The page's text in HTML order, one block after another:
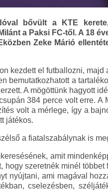
bővült a KTE
a Paksi FC-től. A 18
Zeke Márió
kezdett el futballozni,
bemutatkozhatott a
A mögöttünk hagyott
384 perce volt erre.
volt a mérlege, így a
játékos.
a fiatalszabálynak is
amit
hogy szeretnék minél
nyújtani, ami magával
cselezésben,